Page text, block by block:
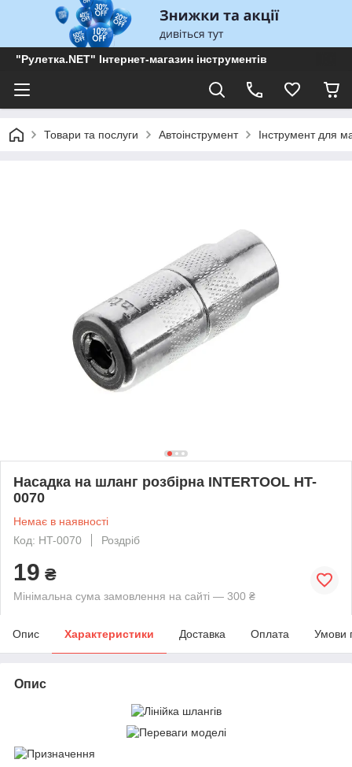
"Рулетка.NET" Інтернет-магазин інструментів
Товари та послуги Автоінструмент Інструмент для
Насадка на шланг розбірна INTERTOOL HT-
0070
Немає в наявності
Код: HT-0070
Роздріб
19 ₴
Мінімальна сума замовлення на сайті — 300 ₴
Опис Характеристики Доставка Оплата Умови
Опис